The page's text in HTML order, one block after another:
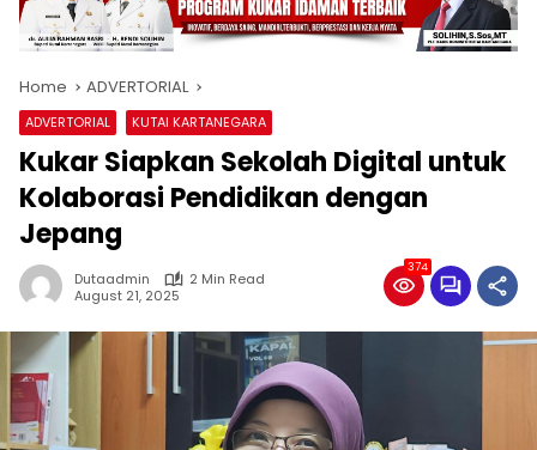
Home ADVERTORIAL
ADVERTORIAL KUTAI KARTANEGARA
Kukar Siapkan Sekolah Digital untuk
Kolaborasi Pendidikan dengan
Jepang
Dutaadmin
2 Min Read
August 21, 2025
374